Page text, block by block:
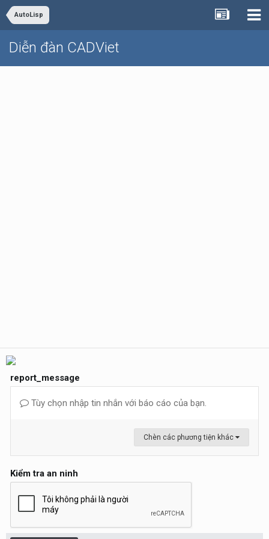
AutoLisp
Diễn đàn CADViet
report_message
Tùy chọn nhập tin nhắn với báo cáo của bạn.
Chèn các phương tiện khác
Kiểm tra an ninh